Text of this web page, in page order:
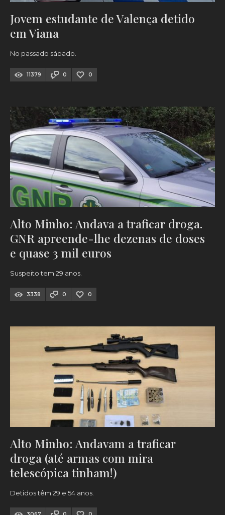
Jovem estudante de Valença detido
em Viana
No passado sábado.
11379 0 0
Alto Minho: Andava a traficar droga.
GNR apreende-lhe dezenas de doses
e quase 3 mil euros
Suspeito tem 29 anos.
3338 0 0
Alto Minho: Andavam a traficar
droga (até armas com mira
telescópica tinham!)
Detidos têm 29 e 54 anos.